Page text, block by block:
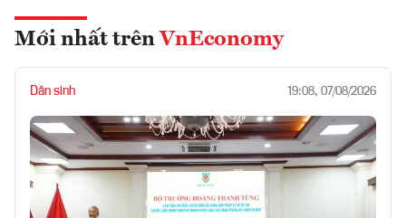
Mới nhất trên VnEconomy
Dân sinh 19:08, 07/08/2026